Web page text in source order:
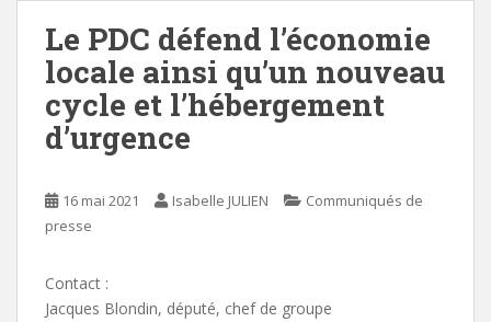
Le PDC défend l’économie
locale ainsi qu’un nouveau
cycle et l’hébergement
d’urgence
16 mai 2021 Isabelle JULIEN
Communiqués de
presse
Contact :
Jacques Blondin, député, chef de groupe